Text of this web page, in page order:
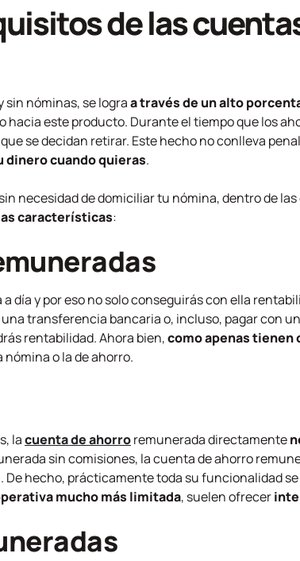
de las
sin nóminas, se lograa través de un alto
hacia este producto. Durante el tiempo que los
se decidan retirar. Este hecho no conlleva
dinero cuando quieras.
necesidad de domiciliar tu nómina, dentro de
características:
día y por eso no solo conseguirás con ella
transferencia bancaria o, incluso, pagar con
rentabilidad. Ahora bien,como apenas tienen
o la de ahorro.
lacuenta de ahorroremunerada directamente
sin comisiones, la cuenta de ahorro
. De hecho, prácticamente toda su funcionalidad
mucho más limitada, suelen ofrecer